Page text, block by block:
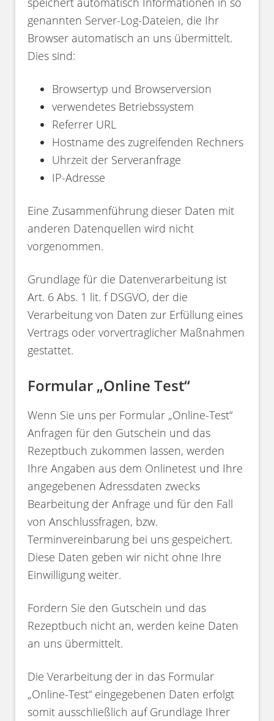
genannten Server-Log-Dateien, die Ihr
Browser automatisch an uns übermittelt.
Dies sind:
Browsertyp und Browserversion
verwendetes Betriebssystem
Referrer URL
Hostname des zugreifenden Rechners
Uhrzeit der Serveranfrage
IP-Adresse
Eine Zusammenführung dieser Daten mit
anderen Datenquellen wird nicht
vorgenommen.
Grundlage für die Datenverarbeitung ist
Art. 6 Abs. 1 lit. f DSGVO, der die
Verarbeitung von Daten zur Erfüllung eines
Vertrags oder vorvertraglicher Maßnahmen
gestattet.
Formular „Online Test“
Wenn Sie uns per Formular „Online-Test“
Anfragen für den Gutschein und das
Rezeptbuch zukommen lassen, werden
Ihre Angaben aus dem Onlinetest und Ihre
angegebenen Adressdaten zwecks
Bearbeitung der Anfrage und für den Fall
von Anschlussfragen, bzw.
Terminvereinbarung bei uns gespeichert.
Diese Daten geben wir nicht ohne Ihre
Einwilligung weiter.
Fordern Sie den Gutschein und das
Rezeptbuch nicht an, werden keine Daten
an uns übermittelt.
Die Verarbeitung der in das Formular
„Online-Test“ eingegebenen Daten erfolgt
somit ausschließlich auf Grundlage Ihrer